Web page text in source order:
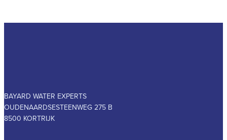
BAYARD WATER EXPERTS
OUDENAARDSESTEENWEG 275 B
8500 KORTRIJK